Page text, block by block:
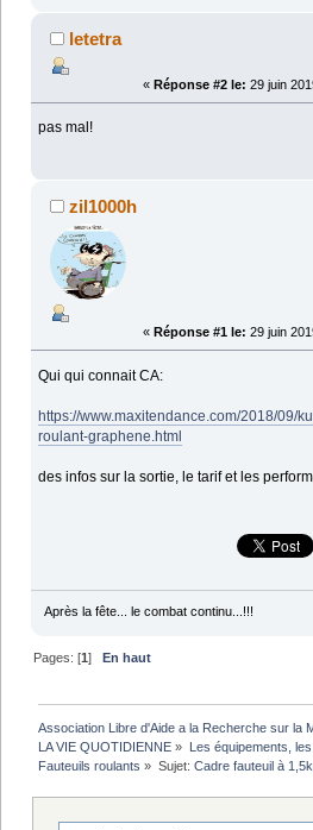
letetra
« Réponse #2 le: 29 juin
pas mal!
zil1000h
« Réponse #1 le: 29 juin
Qui qui connait CA:
https://www.maxitendance.com/2018/09/
roulant-graphene.html
des infos sur la sortie, le tarif et les
Après la fête... le combat continu...!!!
Pages: [1]En haut
Association Libre d'Aide a la Recherche sur la
LA VIE QUOTIDIENNE » Les équipements,
Fauteuils roulants » Sujet: Cadre fauteuil à